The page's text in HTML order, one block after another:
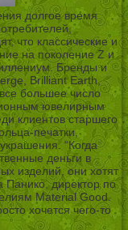
долгое время
что классические и
на поколение Z и
Бренды и
Brilliant Earth,
большее число
ювелирным
клиентов старшего
печатки,
“Когда
деньги в
изделий, они хотят
Панико, директор по
Material Good.
хочется чего-то